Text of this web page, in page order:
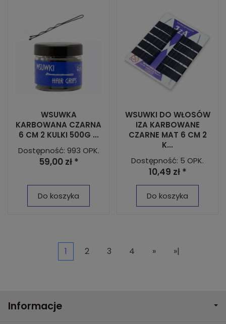
WSUWKA
KARBOWANA CZARNA
6 CM 2 KULKI 500G ...
Dostępność: 993 OPK.
59,00 zł *
Do koszyka
WSUWKI DO WŁOSÓW
IZA KARBOWANE
CZARNE MAT 6 CM 2
K...
Dostępność: 5 OPK.
10,49 zł *
Do koszyka
1 2 3 4 » »|
Informacje